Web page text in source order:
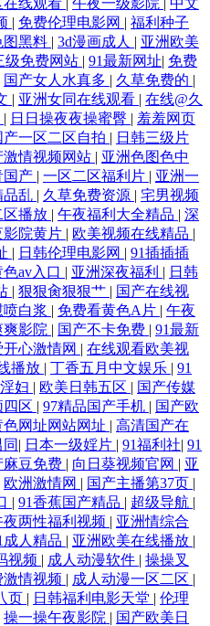
肏天天肏 超碰狠狠干 国产视频一二
网 午夜理论福利 91九色熟女旧板
久久 香蕉视频免费下载 91视频播放
国产精品人妻 青青超碰 网站黄色片
艹 欧美色五区 色色婷婷五月天 亚洲
司机性AV 日韩图区 伊人久爱成人
视频 日韩狼友网 亚洲欧美千涩 91社
草网站 日本蜜桃综合网 午夜毛片网
日韩视频123区 综合另类少妇图 操
影 五月丁香成人网站 91很很爱 操逼
在线一区 五月丁香成人版 91少妇福
午夜 午夜福利456 91在线播放大神
69欧美精品 超碰神马精品 久草热大
91高跟白丝入口 不卡久久 黑丝喷浆
| 免费伦理电影网 | 福利种子
图黑料 | 3d漫画成人 | 亚洲欧美
级免费网站 | 91最新网址| 免费
国产女人水真多 | 久草免费的 |
| 亚洲女同在线观看 | 在线@久
| 日日操夜夜操蜜臀 | 羞羞网页
产一区二区自拍 | 日韩三级片
激情视频网站 | 亚洲色图色中
国产 | 一区二区福利片 | 亚洲一
品乱 | 久草免费资源 | 宅男视频
区播放 | 午夜福利大全精品 | 深
影院黄片 | 欧美视频在线精品 |
| 日韩伦理电影网 | 91插插插
色av入口 | 亚洲深夜福利 | 日韩
| 狠狠肏狠狠艹 | 国产在线视
白浆 | 免费看黄色A片 | 午夜
影院 | 国产不卡免费 | 91最新
心激情网 | 在线观看欧美视
播放 | 丁香五月中文娱乐 | 91
妇 | 欧美日韩五区 | 国产传媒
四区 | 97精品国产手机 | 国产欧
色网址网站网址 | 高清国产在
| 日本一级婬片 | 91福利社| 91
麻豆免费 | 向日葵视频官网 | 亚
欧洲激情网 | 国产主播第37页 |
| 91香蕉国产精品 | 超级导航 |
夜两性福利视频 | 亚洲情综合
成人精品 | 亚洲欧美在线播放 |
视频 | 成人动漫软件 | 操操叉
激情视频 | 成人动漫一区二区 |
页 | 日韩福利电影天堂 | 伦理
操一操午夜影院 | 国产欧美日